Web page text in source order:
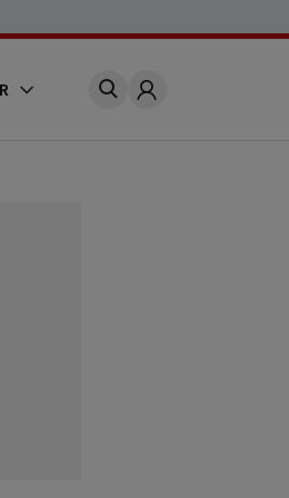
Account